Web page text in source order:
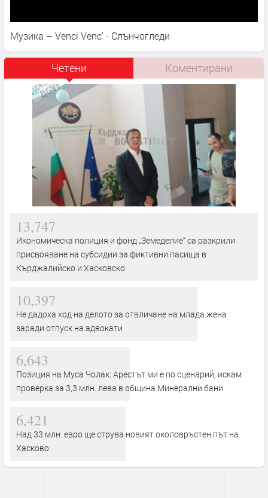
Музика – Venci Venc' - Слънчогледи
Четени Коментирани
13,747
Икономическа полиция и фонд „Земеделие“ са разкрили
присвояване на субсидии за фиктивни пасища в
Кърджалийско и Хасковско
10,397
Не дадоха ход на делото за отвличане на млада жена
заради отпуск на адвокати
6,643
Позиция на Муса Чолак: Арестът ми е по сценарий, искам
проверка за 3,3 млн. лева в община Минерални бани
6,421
Над 33 млн. евро ще струва новият околовръстен път на
Хасково